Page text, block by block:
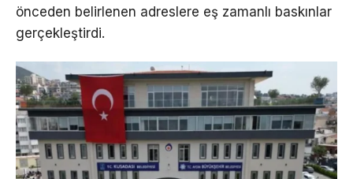
önceden belirlenen adreslere eş zamanlı baskınlar
gerçekleştirdi.